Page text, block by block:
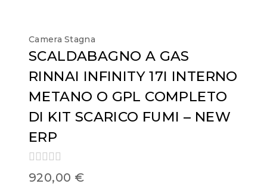
Camera Stagna
SCALDABAGNO A GAS
RINNAI INFINITY 17I INTERNO
METANO O GPL COMPLETO
DI KIT SCARICO FUMI – NEW
ERP
0
out
920,00 €